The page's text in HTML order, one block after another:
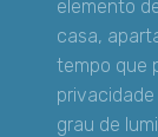
elemento
casa,
tempo que
grau de